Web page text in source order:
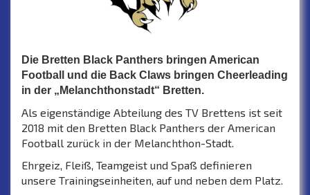
Die Bretten Black Panthers bringen American
Football und die Back Claws bringen Cheerleading
in der „Melanchthonstadt“ Bretten.
Als eigenständige Abteilung des TV Brettens ist seit
2018 mit den Bretten Black Panthers der American
Football zurück in der Melanchthon-Stadt.
Ehrgeiz, Fleiß, Teamgeist und Spaß definieren
unsere Trainingseinheiten, auf und neben dem Platz.